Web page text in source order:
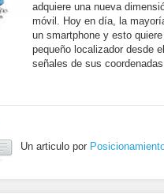
adquiere una nueva
móvil. Hoy en día, la
un smartphone y esto
pequeño localizador desde
señales de sus
Un articulo por